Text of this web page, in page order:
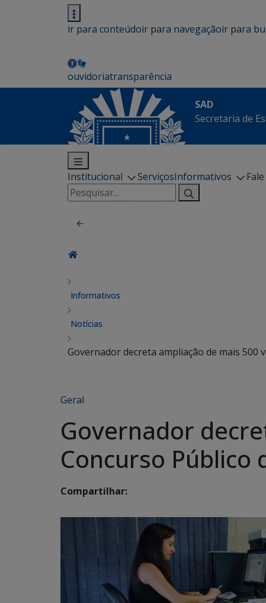
ir para conteúdoir para navegaçãoir para
ouvidoriatransparência
SAD
Secretaria de
Institucional ServiçosInformativos
Pesquisar
por:
Informativos
Notícias
Governador decreta ampliação de mais 500
Geral
Governador
Concurso Público
Compartilhar: